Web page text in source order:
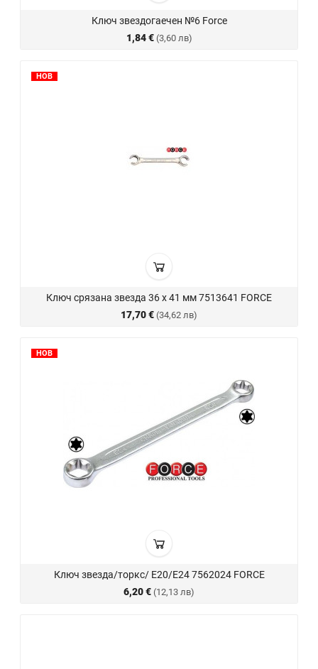
Ключ звездогаечен №6 Force
1,84 € (3,60 лв)
НОВ
Ключ срязана звезда 36 х 41 мм 7513641 FORCE
17,70 € (34,62 лв)
НОВ
Ключ звезда/торкс/ E20/E24 7562024 FORCE
6,20 € (12,13 лв)